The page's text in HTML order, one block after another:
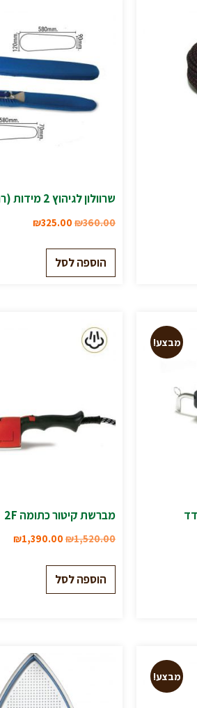
שרוולון לגיהוץ 2 מידות (רחב +צר)
₪360.00
₪325.00
הוספה לסל
מבצע!
מברשת קיטור כתומה 2F
₪1,520.00
₪1,390.00
הוספה לסל
מבצע!